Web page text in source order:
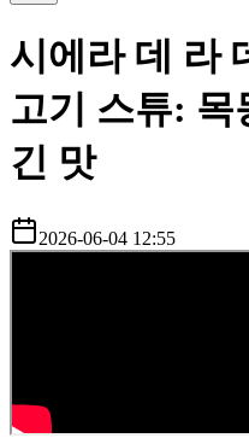
시에라 데 라
고기 스튜: 목
긴 맛
2026-06-04 12:55